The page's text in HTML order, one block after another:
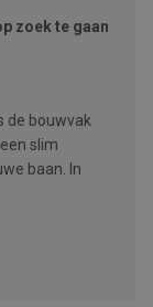
zoek te gaan
de bouwvak
slim
baan. In